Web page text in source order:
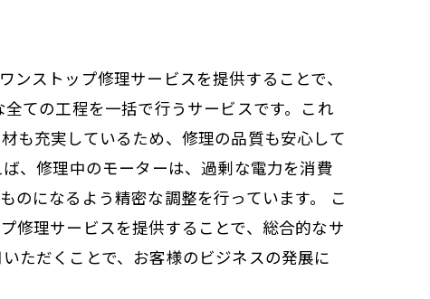
ストップ修理サービスを提供することで、
ての工程を一括で行うサービスです。これ
も充実しているため、修理の品質も安心して
、修理中のモーターは、過剰な電力を消費
のになるよう精密な調整を行っています。 こ
修理サービスを提供することで、総合的なサ
ただくことで、お客様のビジネスの発展に